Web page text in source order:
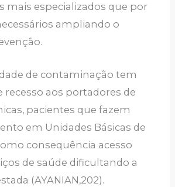
mais especializados que por
ampliando o
de contaminação tem
recesso aos portadores de
pacientes que fazem
em Unidades Básicas de
consequência acesso
de saúde dificultando a
(AYANIAN,202).